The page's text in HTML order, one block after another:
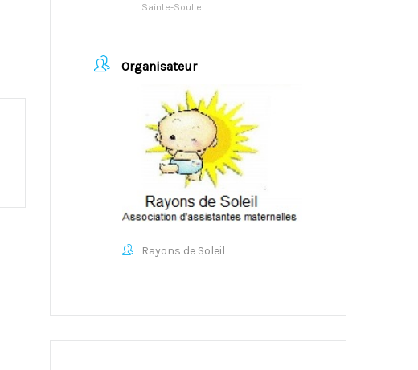
Sainte-Soulle
Organisateur
Rayons de Soleil